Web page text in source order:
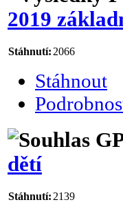
2019
Stáhnutí: 2066
Stáhnout
dětí
Stáhnutí: 2139